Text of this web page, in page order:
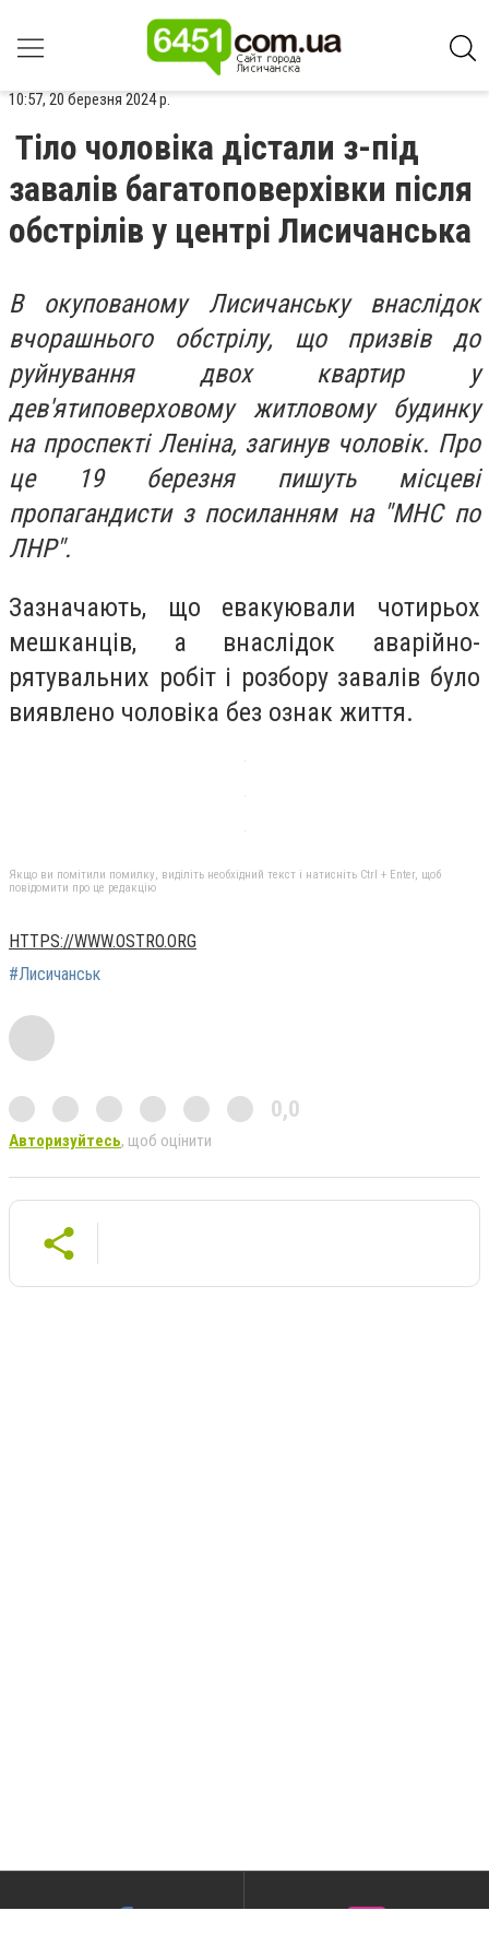
10:57, 20 березня 2024 р.
Тіло чоловіка дістали з-під
завалів багатоповерхівки після
обстрілів у центрі Лисичанська
В окупованому Лисичанську внаслідок
вчорашнього обстрілу, що призвів до
руйнування двох квартир у
дев'ятиповерховому житловому будинку
на проспекті Леніна, загинув чоловік. Про
це 19 березня пишуть місцеві
пропагандисти з посиланням на "МНС по
ЛНР".
Зазначають, що евакуювали чотирьох
мешканців, а внаслідок аварійно-
рятувальних робіт і розбору завалів було
виявлено чоловіка без ознак життя.
Якщо ви помітили помилку, виділіть необхідний текст і натисніть Ctrl + Enter, щоб
повідомити про це редакцію
HTTPS://WWW.OSTRO.ORG
#Лисичанськ
0,0
Авторизуйтесь, щоб оцінити